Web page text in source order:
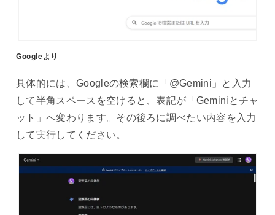
Googleより
具体的には、Googleの検索欄に「@Gemini」と入力
して半角スペースを空けると、表記が「Geminiとチャ
ット」へ変わります。その後ろに調べたい内容を入力
して実行してください。